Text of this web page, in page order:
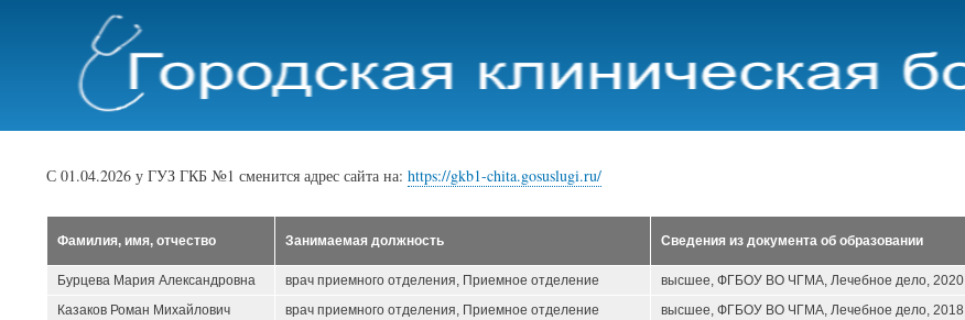
основному
содержанию
С 01.04.2026 у ГУЗ ГКБ №1 сменится адрес сайта на: https://gkb1-chita.gosuslugi.ru/
Фамилия, имя, отчество Занимаемая должность Сведения из документа об образовании
Бурцева Мария Александровна
врач приемного отделения, Приемное отделение высшее, ФГБОУ ВО ЧГМА, Лечебное дело, 2020
Казаков Роман Михайлович
врач приемного отделения, Приемное отделение высшее, ФГБОУ ВО ЧГМА, Лечебное дело, 2018